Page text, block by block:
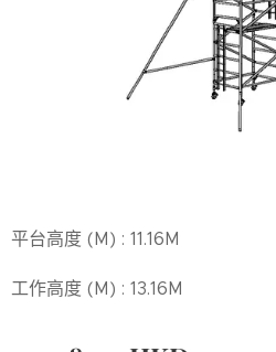
平台高度 (M) : 11.16M
工作高度 (M) : 13.16M